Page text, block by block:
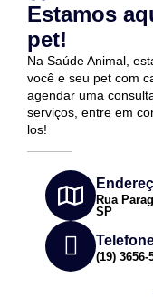
Estamos
pet!
Na Saúde Animal,
você e seu pet com
agendar uma
serviços, entre em
los!
Rua
SP
(19) 3656-